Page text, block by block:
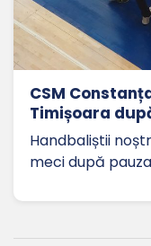
CSM
Timișoara
Handbaliștii
meci după